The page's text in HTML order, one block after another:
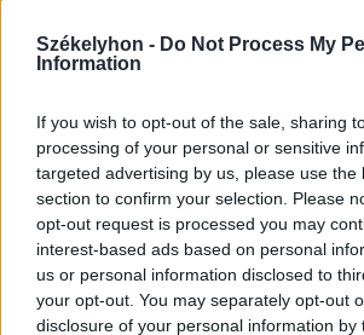
Székelyhon - Do Not Process My
Information
If you wish to opt-out of the sale, sharing
processing of your personal or sensitive
targeted advertising by us, please use the
section to confirm your selection. Please
opt-out request is processed you may
interest-based ads based on personal
us or personal information disclosed to
your opt-out. You may separately opt-out
disclosure of your personal information by
lengyelek,
románok viszont
levesbe, és nem
hogy még valaha
gyárthatnak
az HBO-nak,
meglévő